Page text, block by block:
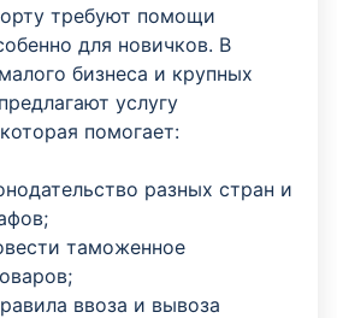
требуют помощи
для новичков. В
бизнеса и крупных
услугу
помогает:
разных стран и
таможенное
ввоза и вывоза